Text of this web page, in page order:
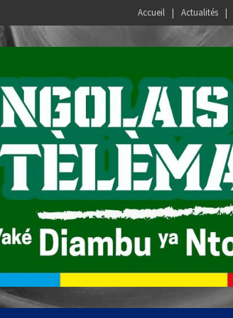
Accueil Actualités